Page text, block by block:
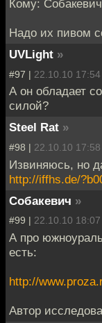
Кому:
Надо их пивом
UVLight »
#97 | 22.10.10 17:54
А он обладает
силой?
Steel Rat »
#98 | 22.10.10 17:58
Извиняюсь, но
http://iffhs.de/
Собакевич »
#99 | 22.10.10 18:07
А про
есть:
http://
Автор